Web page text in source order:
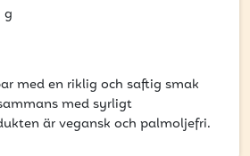
och vara den första att
kring kampanjer?
g
med en riklig och saftig smak
med syrligt
är vegansk och palmoljefri.